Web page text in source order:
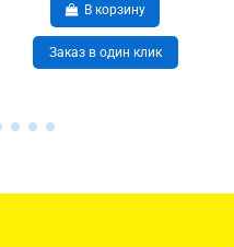
В корзину
Заказ в один клик